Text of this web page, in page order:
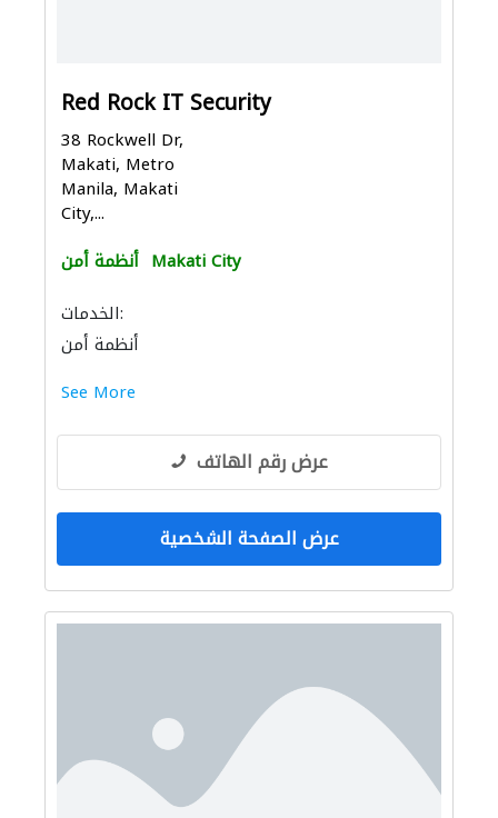
Red Rock IT Security
38 Rockwell Dr,
Makati, Metro
Manila, Makati
City,...
أنظمة أمن Makati City
الخدمات:
أنظمة أمن
See More
عرض رقم الهاتف
عرض الصفحة الشخصية